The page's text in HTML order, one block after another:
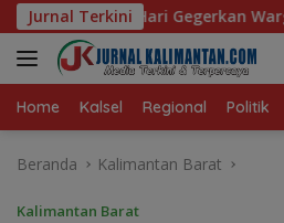
Langsung
ke
konten
Jurnal Terkini
Kelayan B, Dua Rumah dan
Home Kalsel Regional Politik
Beranda Kalimantan Barat
Kalimantan Barat